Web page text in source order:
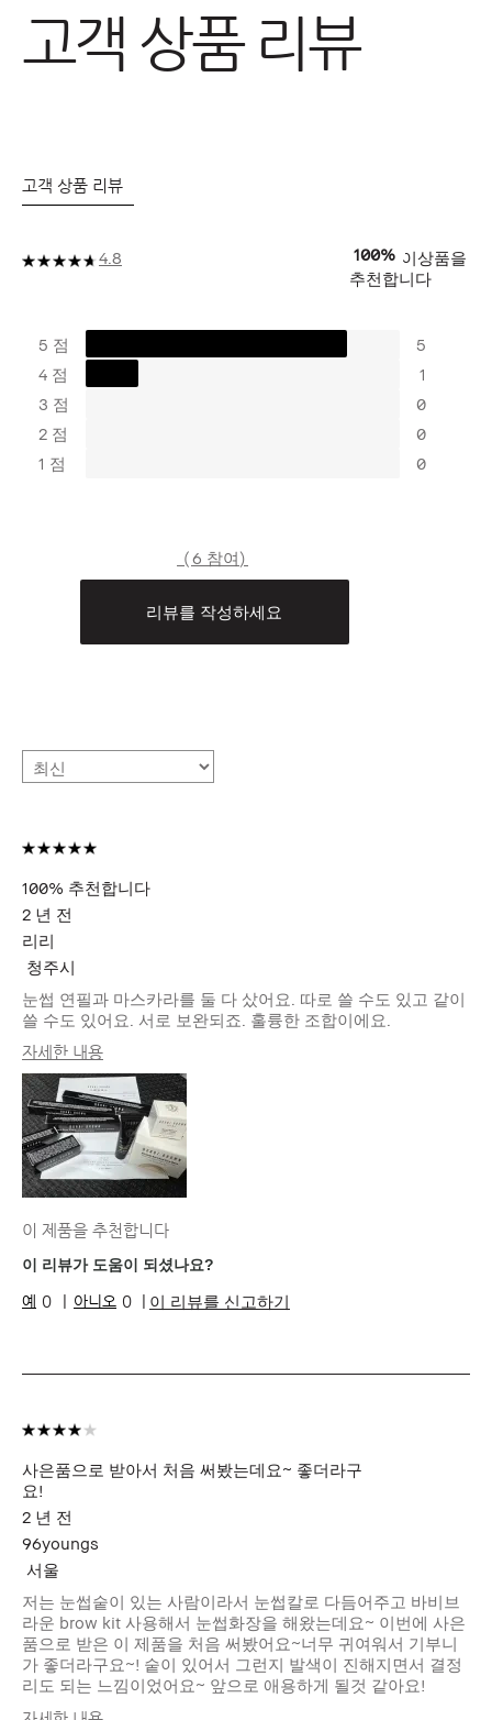
고객 상품 리뷰
고객 상품 리뷰
4.8
6 참여
리뷰를 작성하세요
100% 이상품을
추천합니다
5 점
5
4 점
1
3 점
0
2 점
0
1 점
0
100% 추천합니다
2 년 전
리리
청주시
눈썹 연필과 마스카라를 둘 다 샀어요. 따로 쓸 수도 있고 같이
쓸 수도 있어요. 서로 보완되죠. 훌륭한 조합이에요.
자세한 내용
피부 타입
중성
피부 톤
라이트 - 미디엄
피부 고민
수분 부족
제품 장점
내추럴 글로우
이 제품을 추천합니다
이 리뷰가 도움이 되셨나요?
0 0 이 리뷰를 신고하기
사은품으로 받아서 처음 써봤는데요~ 좋더라구
요!
2 년 전
96youngs
서울
저는 눈썹숱이 있는 사람이라서 눈썹칼로 다듬어주고 바비브
라운 brow kit 사용해서 눈썹화장을 해왔는데요~ 이번에 사은
품으로 받은 이 제품을 처음 써봤어요~너무 귀여워서 기부니
가 좋더라구요~! 숱이 있어서 그런지 발색이 진해지면서 결정
리도 되는 느낌이었어요~ 앞으로 애용하게 될것 같아요!